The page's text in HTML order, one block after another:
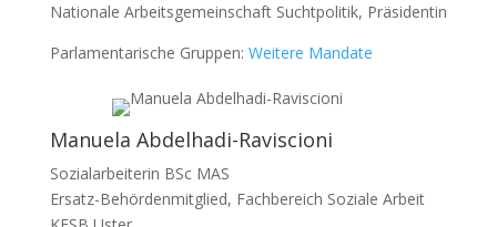
Nationale Arbeitsgemeinschaft Suchtpolitik, Präsidentin
Parlamentarische Gruppen: Weitere Mandate
Manuela Abdelhadi-Raviscioni
Sozialarbeiterin BSc MAS
Ersatz-Behördenmitglied, Fachbereich Soziale Arbeit